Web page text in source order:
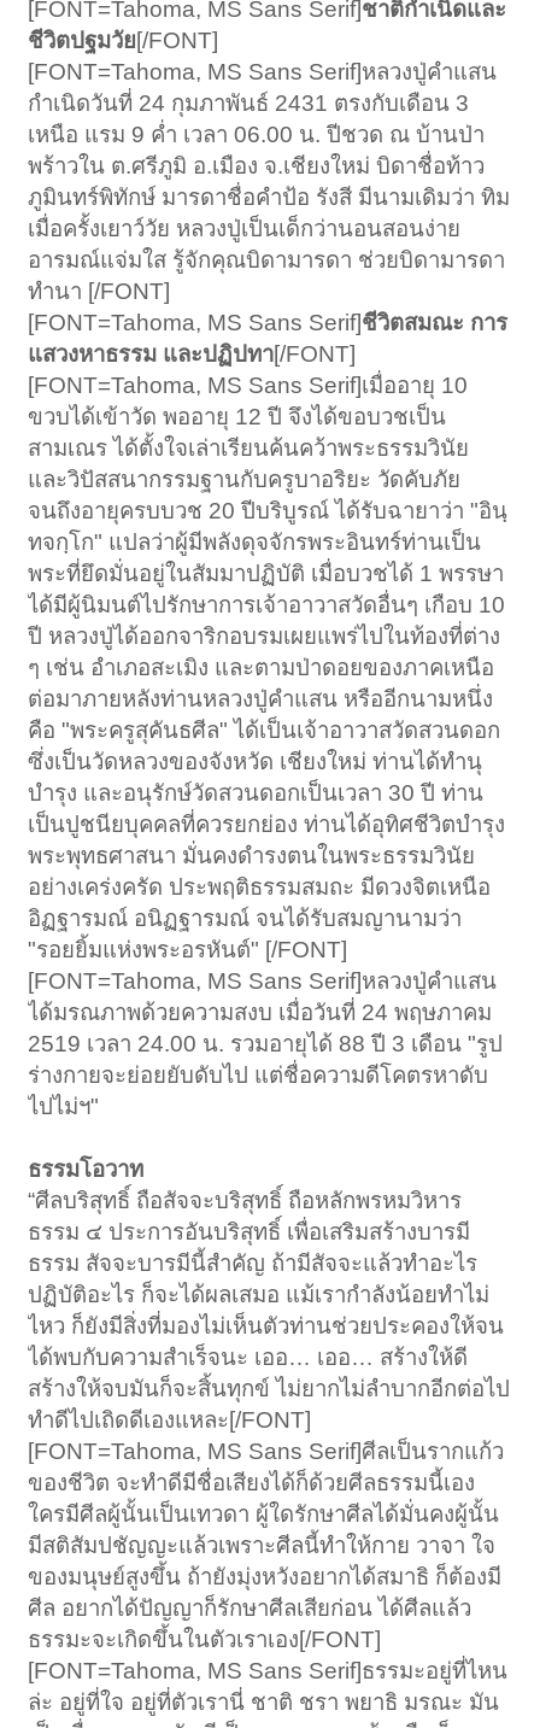
[FONT=Tahoma, MS Sans Serif]ชาติกำเนิดและ
ชีวิตปฐมวัย[/FONT]
[FONT=Tahoma, MS Sans Serif]หลวงปู่คำแสน
กำเนิดวันที่ 24 กุมภาพันธ์ 2431 ตรงกับเดือน 3
เหนือ แรม 9 ค่ำ เวลา 06.00 น. ปีชวด ณ บ้านป่า
พร้าวใน ต.ศรีภูมิ อ.เมือง จ.เชียงใหม่ บิดาชื่อท้าว
ภูมินทร์พิทักษ์ มารดาชื่อคำป้อ รังสี มีนามเดิมว่า ทิม
เมื่อครั้งเยาว์วัย หลวงปู่เป็นเด็กว่านอนสอนง่าย
อารมณ์แจ่มใส รู้จักคุณบิดามารดา ช่วยบิดามารดา
ทำนา [/FONT]
[FONT=Tahoma, MS Sans Serif]ชีวิตสมณะ การ
แสวงหาธรรม และปฏิปทา[/FONT]
[FONT=Tahoma, MS Sans Serif]เมื่ออายุ 10
ขวบได้เข้าวัด พออายุ 12 ปี จึงได้ขอบวชเป็น
สามเณร ได้ตั้งใจเล่าเรียนค้นคว้าพระธรรมวินัย
และวิปัสสนากรรมฐานกับครูบาอริยะ วัดคับภัย
จนถึงอายุครบบวช 20 ปีบริบูรณ์ ได้รับฉายาว่า "อินฺ
ทจกฺโก" แปลว่าผู้มีพลังดุจจักรพระอินทร์ท่านเป็น
พระที่ยึดมั่นอยู่ในสัมมาปฏิบัติ เมื่อบวชได้ 1 พรรษา
ได้มีผู้นิมนต์ไปรักษาการเจ้าอาวาสวัดอื่นๆ เกือบ 10
ปี หลวงปู่ได้ออกจาริกอบรมเผยแพร่ไปในท้องที่ต่าง
ๆ เช่น อำเภอสะเมิง และตามป่าดอยของภาคเหนือ
ต่อมาภายหลังท่านหลวงปู่คำแสน หรืออีกนามหนึ่ง
คือ "พระครูสุคันธศีล" ได้เป็นเจ้าอาวาสวัดสวนดอก
ซึ่งเป็นวัดหลวงของจังหวัด เชียงใหม่ ท่านได้ทำนุ
บำรุง และอนุรักษ์วัดสวนดอกเป็นเวลา 30 ปี ท่าน
เป็นปูชนียบุคคลที่ควรยกย่อง ท่านได้อุทิศชีวิตบำรุง
พระพุทธศาสนา มั่นคงดำรงตนในพระธรรมวินัย
อย่างเคร่งครัด ประพฤติธรรมสมถะ มีดวงจิตเหนือ
อิฏฐารมณ์ อนิฏฐารมณ์ จนได้รับสมญานามว่า
"รอยยิ้มแห่งพระอรหันต์" [/FONT]
[FONT=Tahoma, MS Sans Serif]หลวงปู่คำแสน
ได้มรณภาพด้วยความสงบ เมื่อวันที่ 24 พฤษภาคม
2519 เวลา 24.00 น. รวมอายุได้ 88 ปี 3 เดือน "รูป
ร่างกายจะย่อยยับดับไป แต่ชื่อความดีโคตรหาดับ
ไปไม่ฯ"
ธรรมโอวาท
“ศีลบริสุทธิ์ ถือสัจจะบริสุทธิ์ ถือหลักพรหมวิหาร
ธรรม ๔ ประการอันบริสุทธิ์ เพื่อเสริมสร้างบารมี
ธรรม สัจจะบารมีนี้สำคัญ ถ้ามีสัจจะแล้วทำอะไร
ปฏิบัติอะไร ก็จะได้ผลเสมอ แม้เรากำลังน้อยทำไม่
ไหว ก็ยังมีสิ่งที่มองไม่เห็นตัวท่านช่วยประคองให้จน
ได้พบกับความสำเร็จนะ เออ… เออ… สร้างให้ดี
สร้างให้จบมันก็จะสิ้นทุกข์ ไม่ยากไม่ลำบากอีกต่อไป
ทำดีไปเถิดดีเองแหละ[/FONT]
[FONT=Tahoma, MS Sans Serif]ศีลเป็นรากแก้ว
ของชีวิต จะทำดีมีชื่อเสียงได้ก็ด้วยศีลธรรมนี้เอง
ใครมีศีลผู้นั้นเป็นเทวดา ผู้ใดรักษาศีลได้มั่นคงผู้นั้น
มีสติสัมปชัญญะแล้วเพราะศีลนี้ทำให้กาย วาจา ใจ
ของมนุษย์สูงขึ้น ถ้ายังมุ่งหวังอยากได้สมาธิ ก็ต้องมี
ศีล อยากได้ปัญญาก็รักษาศีลเสียก่อน ได้ศีลแล้ว
ธรรมะจะเกิดขึ้นในตัวเราเอง[/FONT]
[FONT=Tahoma, MS Sans Serif]ธรรมะอยู่ที่ไหน
ล่ะ อยู่ที่ใจ อยู่ที่ตัวเรานี่ ชาติ ชรา พยาธิ มรณะ มัน